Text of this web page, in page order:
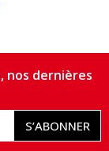
nos dernières
S’ABONNER